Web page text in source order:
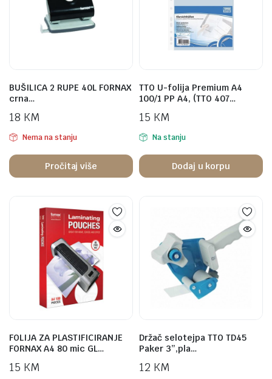
BUŠILICA 2 RUPE 40L FORNAX
crna…
18 KM
Nema na stanju
Pročitaj više
TTO U-folija Premium A4
100/1 PP A4, (TTO 407…
15 KM
Na stanju
Dodaj u korpu
FOLIJA ZA PLASTIFICIRANJE
FORNAX A4 80 mic GL…
15 KM
Držač selotejpa TTO TD45
Paker 3”,pla…
12 KM